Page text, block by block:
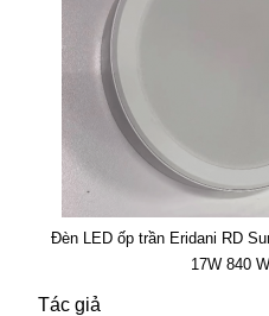
Đèn LED ốp trần Eridani RD
17W 840
Tác giả